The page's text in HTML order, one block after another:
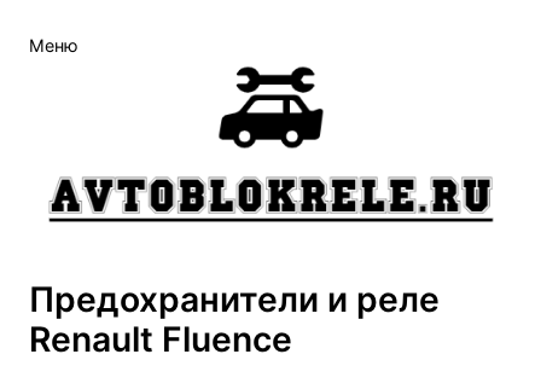
Меню
Предохранители и реле
Renault Fluence